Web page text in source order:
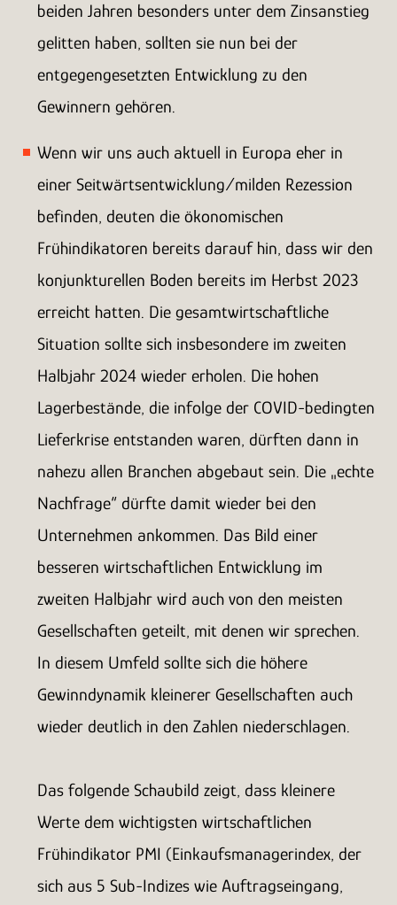
beiden Jahren besonders unter dem Zinsanstieg
gelitten haben, sollten sie nun bei der
entgegengesetzten Entwicklung zu den
Gewinnern gehören.
Wenn wir uns auch aktuell in Europa eher in
einer Seitwärtsentwicklung/milden Rezession
befinden, deuten die ökonomischen
Frühindikatoren bereits darauf hin, dass wir den
konjunkturellen Boden bereits im Herbst 2023
erreicht hatten. Die gesamtwirtschaftliche
Situation sollte sich insbesondere im zweiten
Halbjahr 2024 wieder erholen. Die hohen
Lagerbestände, die infolge der COVID-bedingten
Lieferkrise entstanden waren, dürften dann in
nahezu allen Branchen abgebaut sein. Die „echte
Nachfrage“ dürfte damit wieder bei den
Unternehmen ankommen. Das Bild einer
besseren wirtschaftlichen Entwicklung im
zweiten Halbjahr wird auch von den meisten
Gesellschaften geteilt, mit denen wir sprechen.
In diesem Umfeld sollte sich die höhere
Gewinndynamik kleinerer Gesellschaften auch
wieder deutlich in den Zahlen niederschlagen.
Das folgende Schaubild zeigt, dass kleinere
Werte dem wichtigsten wirtschaftlichen
Frühindikator PMI (Einkaufsmanagerindex, der
sich aus 5 Sub-Indizes wie Auftragseingang,